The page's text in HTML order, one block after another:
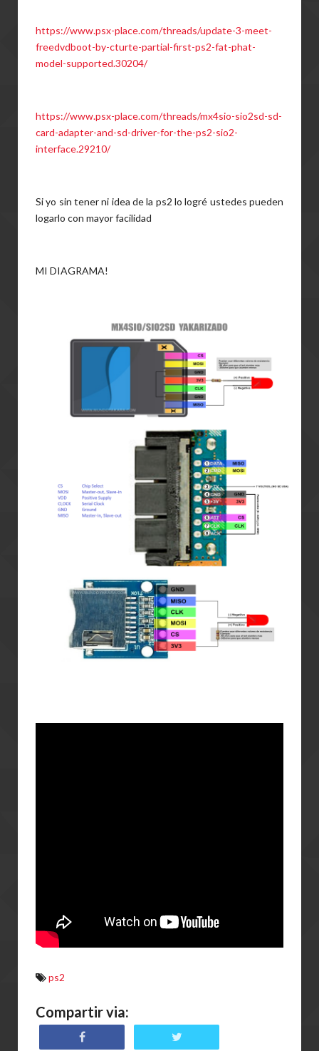
https://www.psx-place.com/threads/update-3-meet-
freedvdboot-by-cturte-partial-first-ps2-fat-phat-
model-supported.30204/
https://www.psx-place.com/threads/mx4sio-sio2sd-sd-
card-adapter-and-sd-driver-for-the-ps2-sio2-
interface.29210/
Si yo sin tener ni idea de la ps2 lo logré ustedes pueden
logarlo con mayor facilidad
MI DIAGRAMA!
ps2
Compartir via: